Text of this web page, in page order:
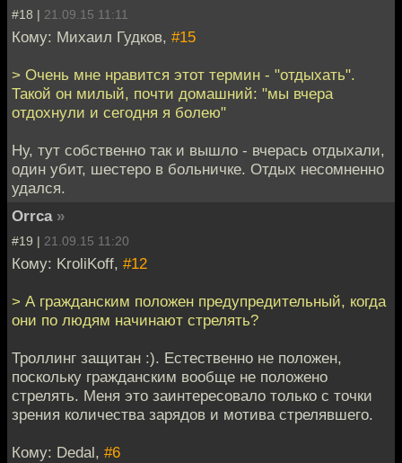
#18 | 21.09.15 11:11
Кому: Михаил Гудков, #15
> Очень мне нравится этот термин - "отдыхать".
Такой он милый, почти домашний: "мы вчера
отдохнули и сегодня я болею"
Ну, тут собственно так и вышло - вчерась отдыхали,
один убит, шестеро в больничке. Отдых несомненно
удался.
Orrca »
#19 | 21.09.15 11:20
Кому: KroliKoff, #12
> А гражданским положен предупредительный, когда
они по людям начинают стрелять?
Троллинг защитан :). Естественно не положен,
поскольку гражданским вообще не положено
стрелять. Меня это заинтересовало только с точки
зрения количества зарядов и мотива стрелявшего.
Кому: Dedal, #6